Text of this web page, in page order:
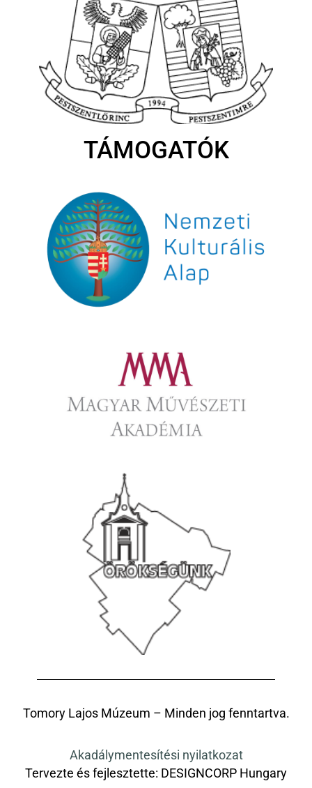
TÁMOGATÓK
Tomory Lajos Múzeum – Minden jog fenntartva.
Akadálymentesítési nyilatkozat
Tervezte és fejlesztette: DESIGNCORP Hungary